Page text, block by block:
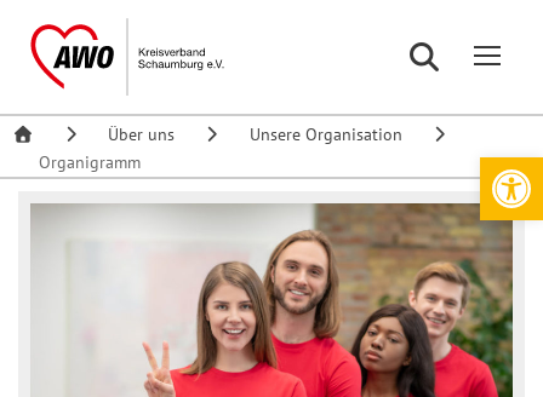
Über uns
Unsere Organisation
Organigramm
Werkzeugleiste öffnen